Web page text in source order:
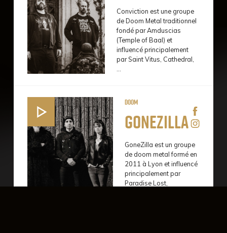
Conviction est une groupe
de Doom Metal traditionnel
fondé par Amduscias
(Temple of Baal) et
influencé principalement
par Saint Vitus, Cathedral,
…
Doom
Gonezilla
GoneZilla est un groupe
de doom metal formé en
2011 à Lyon et influencé
principalement par
Paradise Lost,